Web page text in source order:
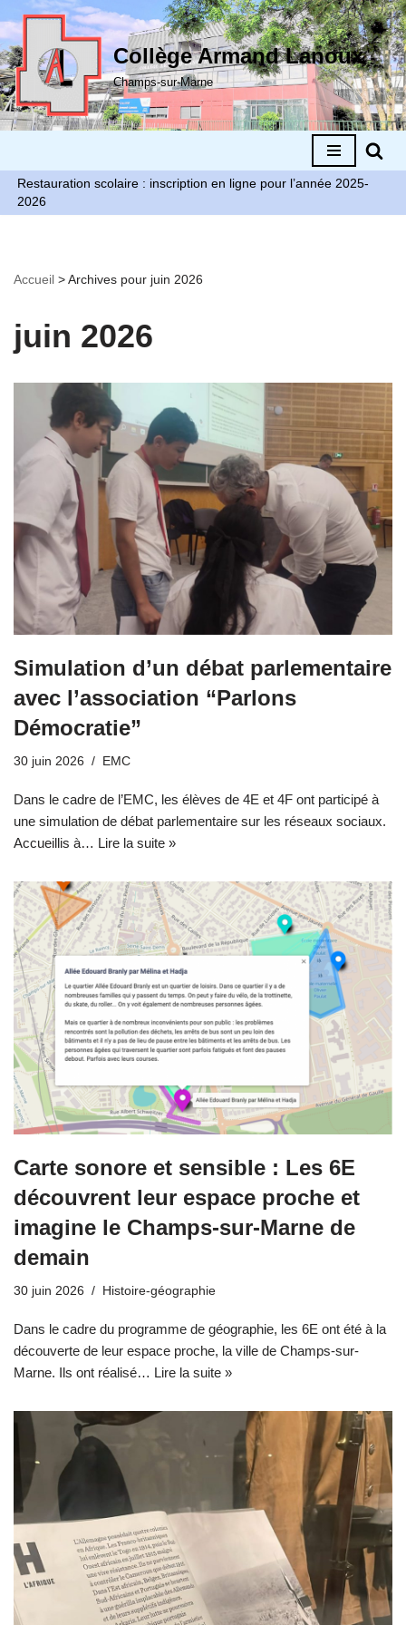
Aller
au
contenu
Collège Armand Lanoux
Champs-sur-Marne
Restauration scolaire : inscription en ligne pour l’année 2025-
2026
Accueil >Archives pour juin 2026
juin 2026
Simulation d’un débat parlementaire
avec l’association “Parlons
Démocratie”
30 juin 2026 EMC
Dans le cadre de l’EMC, les élèves de 4E et 4F ont participé à
une simulation de débat parlementaire sur les réseaux sociaux.
Accueillis à… Lire la suite »
Carte sonore et sensible : Les 6E
découvrent leur espace proche et
imagine le Champs-sur-Marne de
demain
30 juin 2026 Histoire-géographie
Dans le cadre du programme de géographie, les 6E ont été à la
découverte de leur espace proche, la ville de Champs-sur-
Marne. Ils ont réalisé… Lire la suite »